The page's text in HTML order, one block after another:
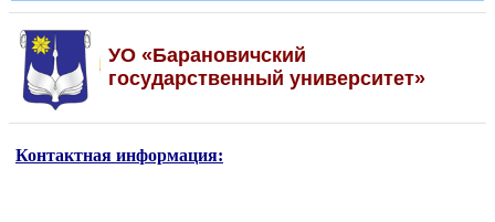
УО «Барановичский
государственный университет»
Контактная информация: